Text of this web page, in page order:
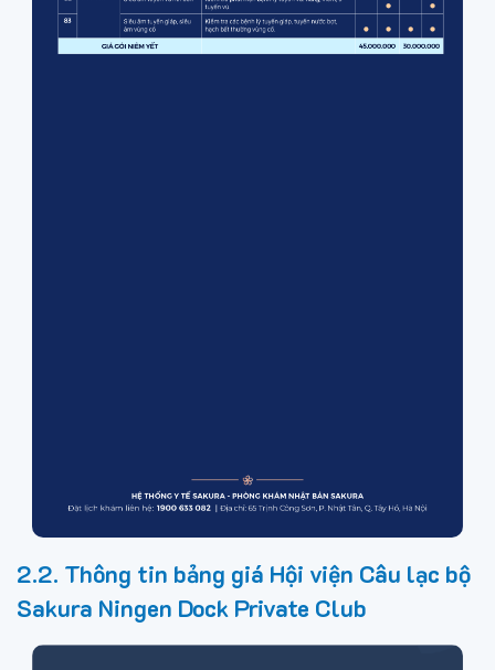
2.2. Thông tin bảng giá Hội viện Câu lạc bộ
Sakura Ningen Dock Private Club